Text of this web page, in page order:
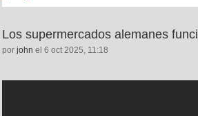
Los supermercados alemanes
por john el 6 oct 2025, 11:18